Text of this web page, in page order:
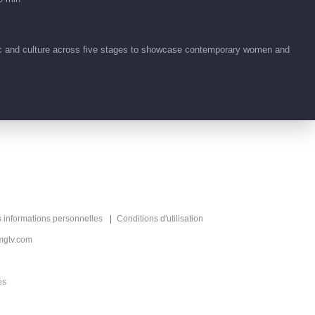
culture across five stages to showcase contemporary women and
informations personnelles Conditions d'utilisation